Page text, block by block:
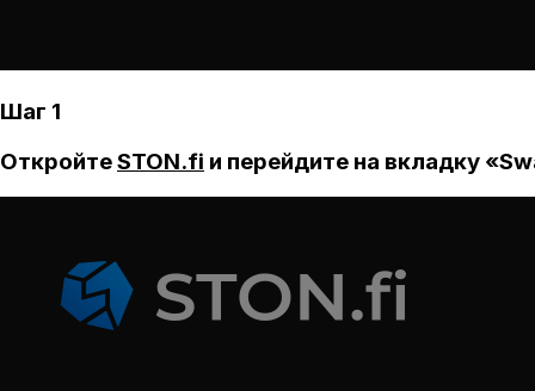
Шаг 1
ОткройтеSTON.fi и перейдите на вкладку